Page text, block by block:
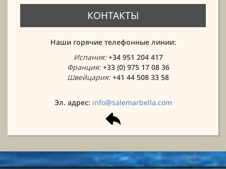
КОНТАКТЫ
Наши горячие телефонные линии:
Испания:+34 951 204 417
Франция:+33 (0) 975 17 08 36
Швейцария:+41 44 508 33 58
Эл. адрес: info@salemarbella.com